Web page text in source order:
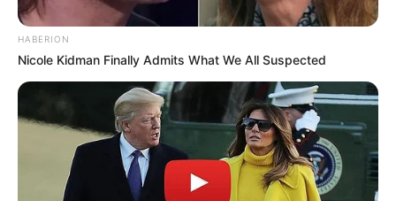
HABERION
Nicole Kidman Finally Admits What We All Suspected